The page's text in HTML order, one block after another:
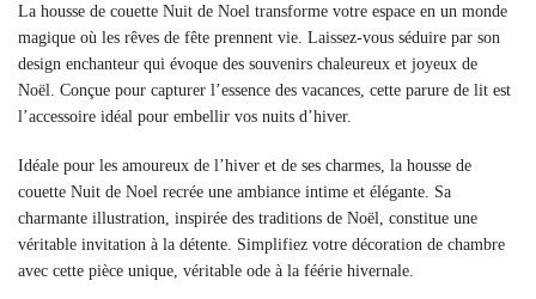
La housse de couette Nuit de Noel transforme votre espace en un monde
magique où les rêves de fête prennent vie. Laissez-vous séduire par son
design enchanteur qui évoque des souvenirs chaleureux et joyeux de
Noël. Conçue pour capturer l’essence des vacances, cette parure de lit est
l’accessoire idéal pour embellir vos nuits d’hiver.
Idéale pour les amoureux de l’hiver et de ses charmes, la housse de
couette Nuit de Noel recrée une ambiance intime et élégante. Sa
charmante illustration, inspirée des traditions de Noël, constitue une
véritable invitation à la détente. Simplifiez votre décoration de chambre
avec cette pièce unique, véritable ode à la féérie hivernale.